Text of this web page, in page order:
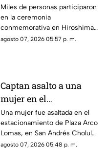
atómico con un minuto
de silencio
Miles de personas participaron
en la ceremonia
conmemorativa en Hiroshima,
donde se recordó a las
agosto 07, 2026 05:57 p. m.
Captan asalto a una
mujer en el
estacionamiento de
Plaza Arco Lomas
Una mujer fue asaltada en el
estacionamiento de Plaza Arco
Lomas, en San Andrés Cholula.
El ataque quedó registrado por
agosto 07, 2026 05:48 p. m.